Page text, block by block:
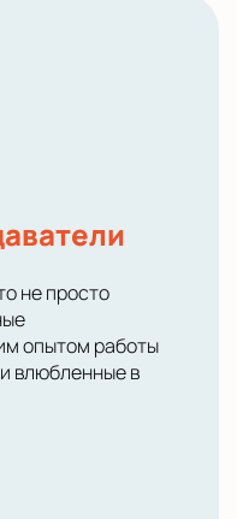
не просто
опытом работы
влюбленные в